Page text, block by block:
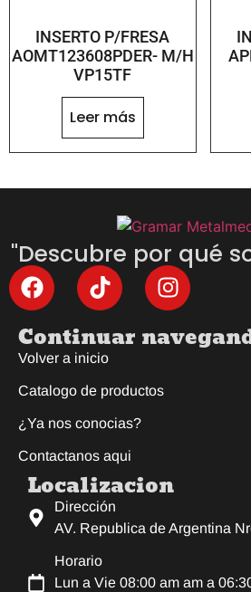
INSERTO P/FRESA
AOMT123608PDER- M/H
VP15TF
Leer más
"Descubre por qué
Continuar
Volver a inicio
Catalogo de productos
¿Ya nos conocias?
Contactanos aqui
Localizacion
Dirección
AV. Republica de Argentina
Horario
Lun a Vie 08:00 am am a